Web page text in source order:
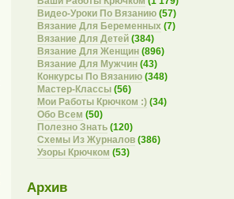
Видео-Уроки По Вязанию (57)
Вязание Для Беременных (7)
Вязание Для Детей (384)
Вязание Для Женщин (896)
Вязание Для Мужчин (43)
Конкурсы По Вязанию (348)
Мастер-Классы (56)
Мои Работы Крючком :) (34)
Обо Всем (50)
Полезно Знать (120)
Схемы Из Журналов (386)
Узоры Крючком (53)
Архив